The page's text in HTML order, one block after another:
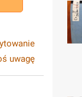
uwagę